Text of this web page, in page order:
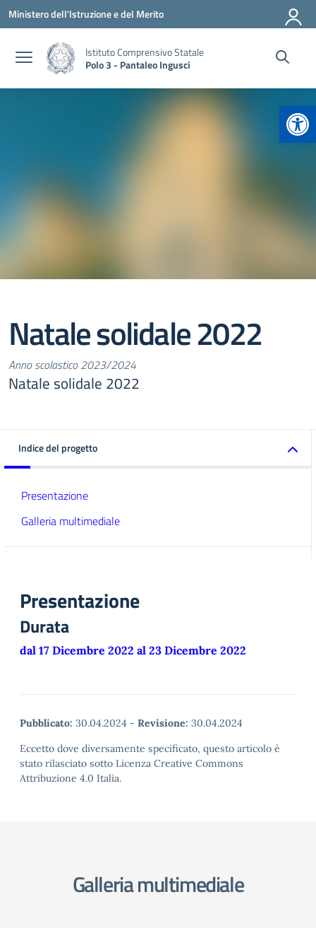
Vai ai contenuti
Vai al menu di navigazione
Vai al footer
Ministero dell'Istruzione e del Merito
Istituto Comprensivo Statale
Polo 3 - Pantaleo Ingusci
Natale solidale 2022
Anno scolastico 2023/2024
Natale solidale 2022
Indice del progetto
Presentazione
Galleria multimediale
Presentazione
Durata
dal 17 Dicembre 2022 al 23 Dicembre 2022
Pubblicato: 30.04.2024 - Revisione: 30.04.2024
Eccetto dove diversamente specificato, questo articolo è
stato rilasciato sotto Licenza Creative Commons
Attribuzione 4.0 Italia.
Galleria multimediale